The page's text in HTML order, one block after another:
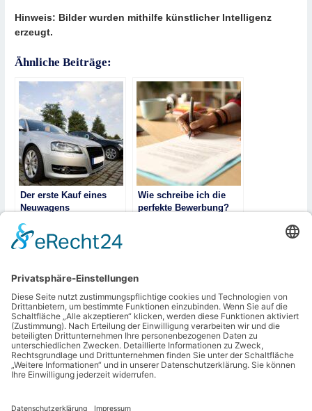
Hinweis: Bilder wurden mithilfe künstlicher Intelligenz
erzeugt.
Ähnliche Beiträge:
Der erste Kauf eines
Neuwagens
Wie schreibe ich die
perfekte Bewerbung?
Digitale Tools
revolutionieren die
Fahrzeugbewertung –
Transparenz trifft
←Vorheriger Beitrag